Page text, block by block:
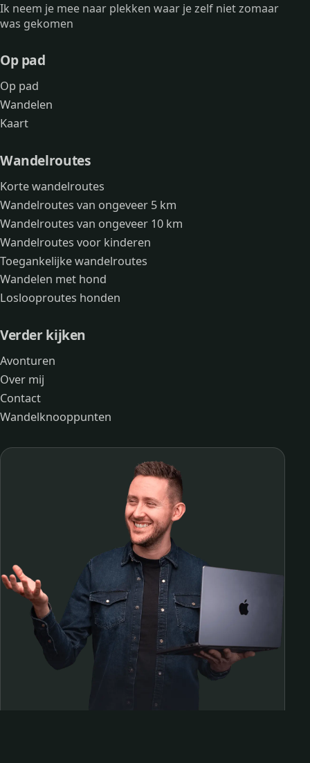
Bankje
Ik neem je mee naar plekken waar je zelf niet zomaar
was gekomen
Op pad
Op pad
Wandelen
Kaart
Wandelroutes
Korte wandelroutes
Wandelroutes van ongeveer 5 km
Wandelroutes van ongeveer 10 km
Wandelroutes voor kinderen
Toegankelijke wandelroutes
Wandelen met hond
Loslooproutes honden
Verder kijken
Avonturen
Over mij
Contact
Wandelknooppunten